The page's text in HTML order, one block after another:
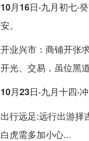
10月16日·九月初七·
安。
开业兴市 ：商铺开张
开光、交易，虽位黑
10月23日·九月十四·
出行远足:远行出游择
白虎需多加小心...